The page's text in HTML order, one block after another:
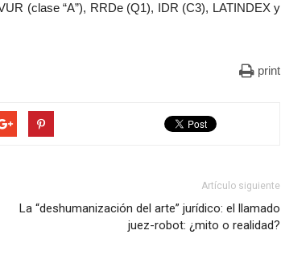
(clase “A”), RRDe (Q1), IDR (C3), LATINDEX y
print
Artículo siguiente
La “deshumanización del arte” jurídico: el llamado
juez-robot: ¿mito o realidad?